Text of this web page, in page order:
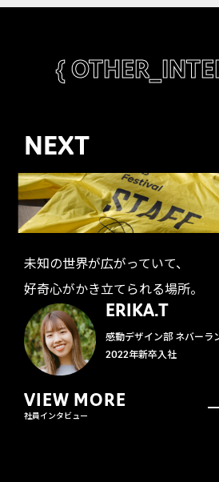
{
NEXT
ERIKA.T
感動デザイン部 ネバーラ
2022年新卒入社
未知の世界が広がっていて、
好奇心がかき立てられる場所。
VIEW MORE
社員インタビュー